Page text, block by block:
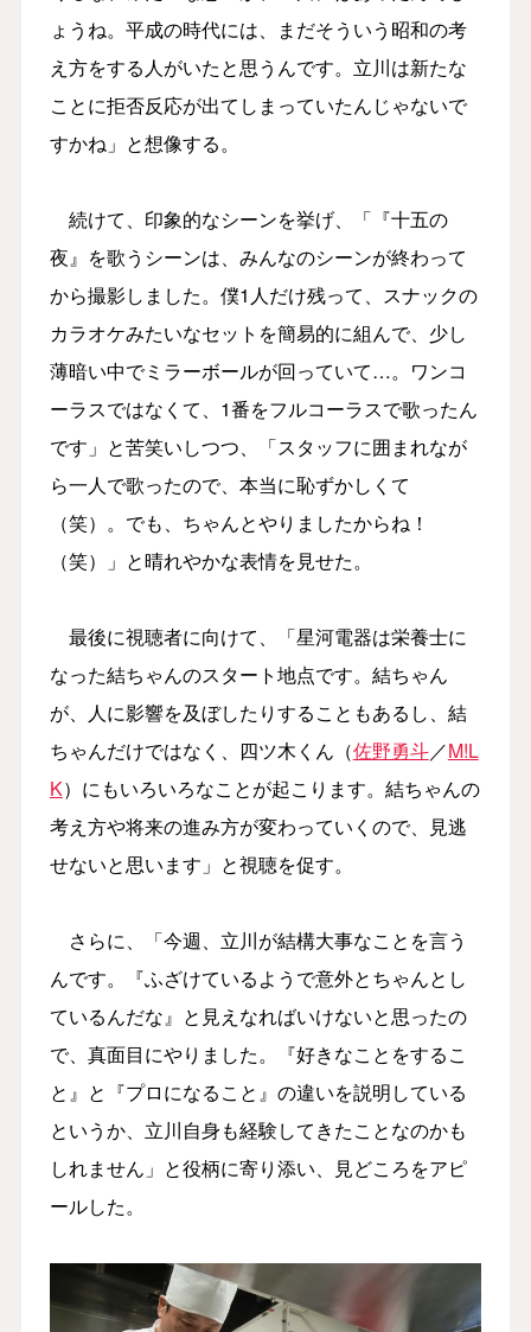
ょうね。平成の時代には、まだそういう昭和の考
え方をする人がいたと思うんです。立川は新たな
ことに拒否反応が出てしまっていたんじゃないで
すかね」と想像する。
続けて、印象的なシーンを挙げ、「『十五の
夜』を歌うシーンは、みんなのシーンが終わって
から撮影しました。僕1人だけ残って、スナックの
カラオケみたいなセットを簡易的に組んで、少し
薄暗い中でミラーボールが回っていて…。ワンコ
ーラスではなくて、1番をフルコーラスで歌ったん
です」と苦笑いしつつ、「スタッフに囲まれなが
ら一人で歌ったので、本当に恥ずかしくて
（笑）。でも、ちゃんとやりましたからね！
（笑）」と晴れやかな表情を見せた。
最後に視聴者に向けて、「星河電器は栄養士に
なった結ちゃんのスタート地点です。結ちゃん
が、人に影響を及ぼしたりすることもあるし、結
ちゃんだけではなく、四ツ木くん（佐野勇斗／M!L
K）にもいろいろなことが起こります。結ちゃんの
考え方や将来の進み方が変わっていくので、見逃
せないと思います」と視聴を促す。
さらに、「今週、立川が結構大事なことを言う
んです。『ふざけているようで意外とちゃんとし
ているんだな』と見えなればいけないと思ったの
で、真面目にやりました。『好きなことをするこ
と』と『プロになること』の違いを説明している
というか、立川自身も経験してきたことなのかも
しれません」と役柄に寄り添い、見どころをアピ
ールした。